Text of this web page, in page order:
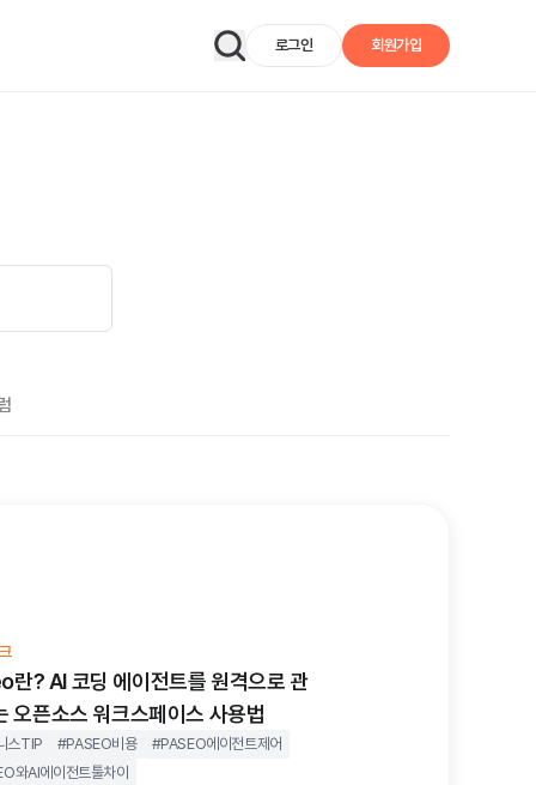
로그인 회원가입
란? AI 코딩 에이전트를 원격으로 관
오픈소스 워크스페이스 사용법
스TIP #PASEO비용 #PASEO에이전트제어
와AI에이전트툴차이